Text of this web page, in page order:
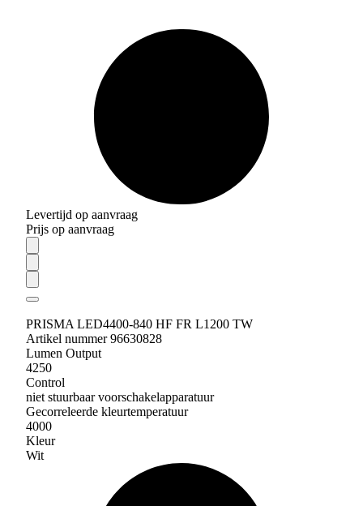
Levertijd op aanvraag
Prijs op aanvraag
PRISMA LED4400-840 HF FR L1200 TW
Artikel nummer 96630828
Lumen Output
4250
Control
niet stuurbaar voorschakelapparatuur
Gecorreleerde kleurtemperatuur
4000
Kleur
Wit